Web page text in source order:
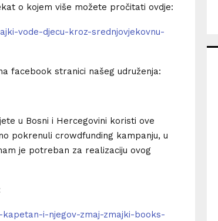
o kojem više možete pročitati ovdje:
vode-djecu-kroz-srednjovjekovnu-
facebook stranici našeg udruženja:
u Bosni i Hercegovini koristi ove
pokrenuli crowdfunding kampanju, u
je potreban za realizaciju ovog
i-njegov-zmaj-zmajki-books-